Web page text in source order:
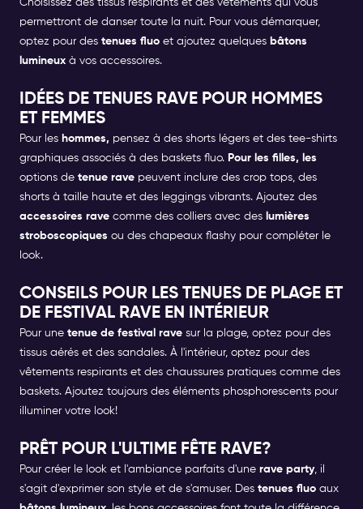
Choisissez des tissus respirants et des vêtements qui vous
permettront de danser toute la nuit. Pour vous démarquer,
optez pour des tenues fluo et ajoutez quelques bâtons
lumineux à vos accessoires.
IDÉES DE TENUES RAVE POUR HOMMES
ET FEMMES
Pour les hommes, pensez à des shorts légers et des tee-shirts
graphiques associés à des baskets fluo. Pour les filles, les
options de tenue rave peuvent inclure des crop tops, des
shorts à taille haute et des leggings vibrants. Ajoutez des
accessoires rave comme des colliers avec des lumières
stroboscopiques ou des chapeaux flashy pour compléter le
look.
CONSEILS POUR LES TENUES DE PLAGE ET
DE FESTIVAL RAVE EN INTÉRIEUR
Pour une tenue de festival rave sur la plage, optez pour des
tissus aérés et des sandales. À l'intérieur, optez pour des
vêtements respirants et des chaussures pratiques comme des
baskets. Ajoutez toujours des éléments phosphorescents pour
illuminer votre look!
PRÊT POUR L'ULTIME FÊTE RAVE?
Pour créer le look et l'ambiance parfaits d'une rave party, il
s'agit d'exprimer son style et de s'amuser. Des tenues fluo aux